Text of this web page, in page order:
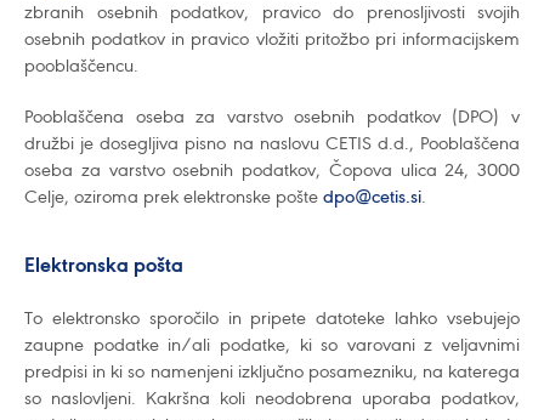
zbranih osebnih podatkov, pravico do prenosljivosti svojih
osebnih podatkov in pravico vložiti pritožbo pri informacijskem
pooblaščencu.
Pooblaščena oseba za varstvo osebnih podatkov (DPO) v
družbi je dosegljiva pisno na naslovu CETIS d.d., Pooblaščena
oseba za varstvo osebnih podatkov, Čopova ulica 24, 3000
Celje, oziroma prek elektronske pošte dpo@cetis.si.
Elektronska pošta
To elektronsko sporočilo in pripete datoteke lahko vsebujejo
zaupne podatke in/ali podatke, ki so varovani z veljavnimi
predpisi in ki so namenjeni izključno posamezniku, na katerega
so naslovljeni. Kakršna koli neodobrena uporaba podatkov,